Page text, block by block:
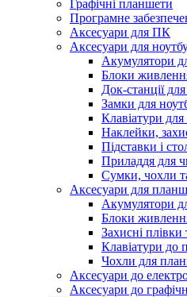
Графічні планшети
Програмне
Аксесуари для ПК
Аксесуари для
Акумулятори
Блоки
Док-станції
Замки для
Клавіатури для
Наклейки,
Підставки і
Приладдя для
Сумки, чохли
Аксесуари для
Акумулятори
Блоки
Захисні
Клавіатури до
Чохли для
Аксесуари до
Аксесуари дo